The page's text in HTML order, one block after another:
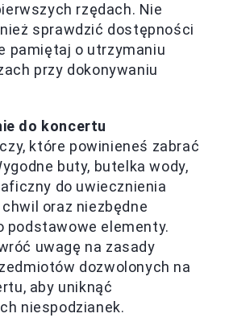
rzędach. Nie
sprawdzić dostępności
pamiętaj o utrzymaniu
przy dokonywaniu
do koncertu
które powinieneś zabrać
buty, butelka wody,
do uwiecznienia
oraz niezbędne
podstawowe elementy.
uwagę na zasady
dozwolonych na
aby uniknąć
niespodzianek.